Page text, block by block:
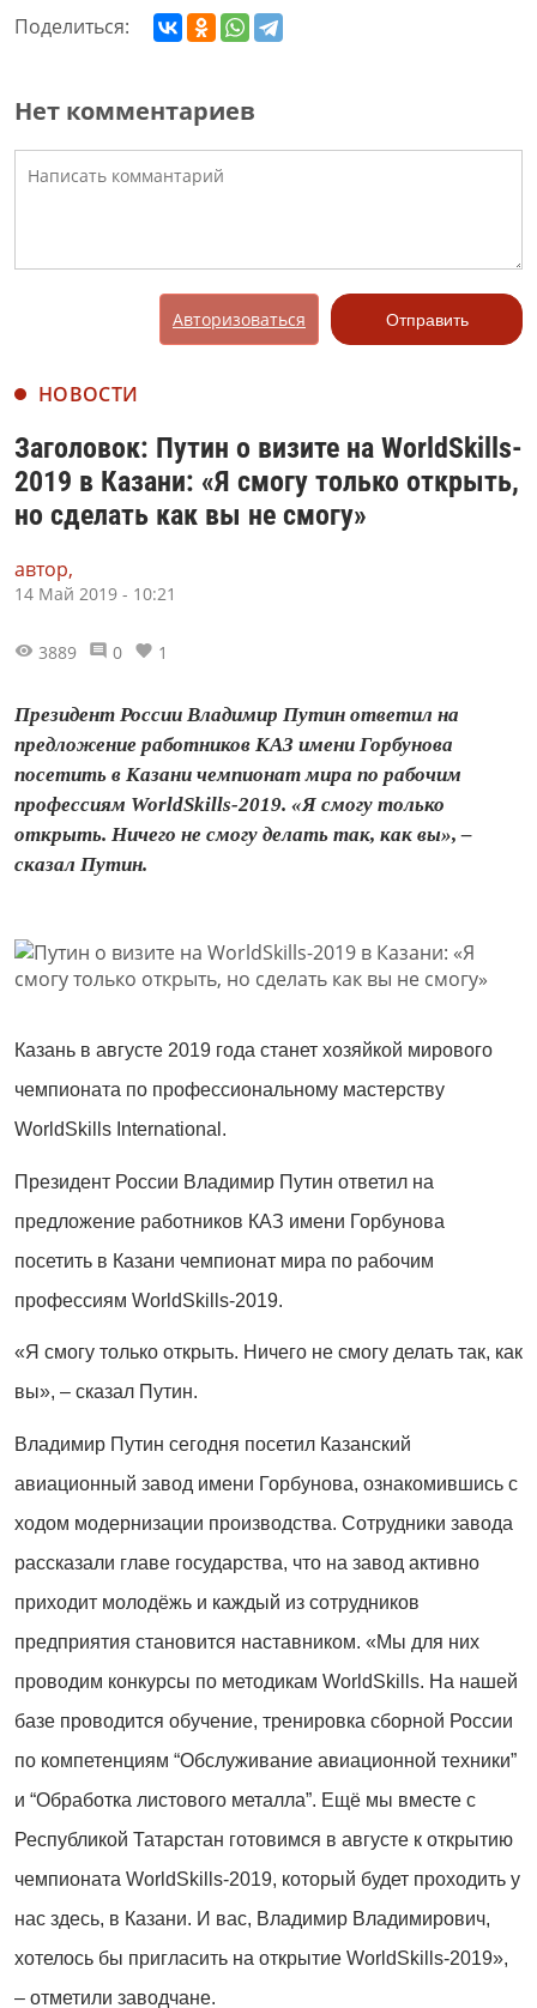
Поделиться:
Нет комментариев
Авторизоваться Отправить
НОВОСТИ
Заголовок: Путин о визите на WorldSkills-
2019 в Казани: «Я смогу только открыть,
но сделать как вы не смогу»
автор,
14 Май 2019 - 10:21
3889 0 1
Президент России Владимир Путин ответил на
предложение работников КАЗ имени Горбунова
посетить в Казани чемпионат мира по рабочим
профессиям WorldSkills-2019. «Я смогу только
открыть. Ничего не смогу делать так, как вы», –
сказал Путин.
Казань в августе 2019 года станет хозяйкой мирового
чемпионата по профессиональному мастерству
WorldSkills International.
Президент России Владимир Путин ответил на
предложение работников КАЗ имени Горбунова
посетить в Казани чемпионат мира по рабочим
профессиям WorldSkills-2019.
«Я смогу только открыть. Ничего не смогу делать так, как
вы», – сказал Путин.
Владимир Путин сегодня посетил Казанский
авиационный завод имени Горбунова, ознакомившись с
ходом модернизации производства. Сотрудники завода
рассказали главе государства, что на завод активно
приходит молодёжь и каждый из сотрудников
предприятия становится наставником. «Мы для них
проводим конкурсы по методикам WorldSkills. На нашей
базе проводится обучение, тренировка сборной России
по компетенциям “Обслуживание авиационной техники”
и “Обработка листового металла”. Ещё мы вместе с
Республикой Татарстан готовимся в августе к открытию
чемпионата WorldSkills-2019, который будет проходить у
нас здесь, в Казани. И вас, Владимир Владимирович,
хотелось бы пригласить на открытие WorldSkills-2019»,
– отметили заводчане.